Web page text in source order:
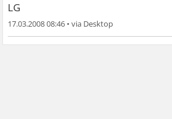
LG
17.03.2008 08:46 •